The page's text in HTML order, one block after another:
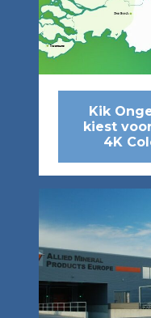
Kik
kiest
4K